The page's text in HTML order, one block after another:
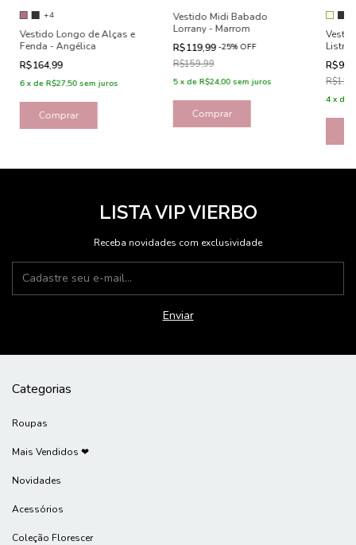
+4
Vestido Longo de Alças e
Fenda - Angélica
R$164,99
6 x de R$27,50 sem juros
Comprar
Vestido Midi Babado
Lorrany - Marrom
R$119,99 -25% OFF
R$159,99
5 x de R$24,00 sem juros
Comprar
4 x de
LISTA VIP VIERBO
Receba novidades com exclusividade
Categorias
Roupas
Mais Vendidos ❤
Novidades
Acessórios
Coleção Florescer